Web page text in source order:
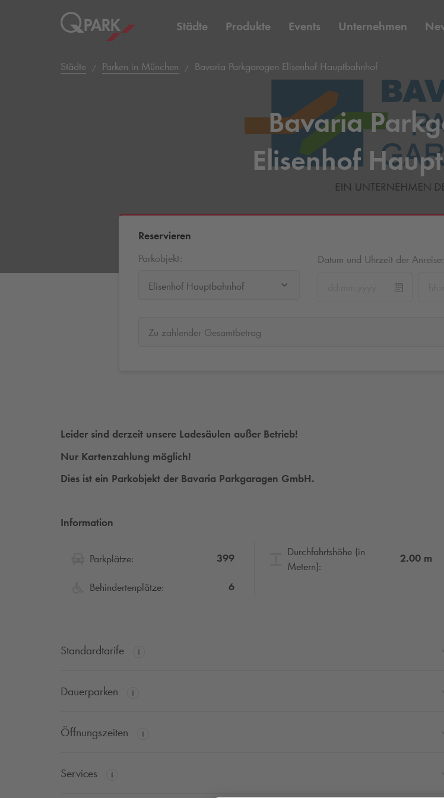
Städte Produkte Events Unternehmen
Städte Parken in München Bavaria Parkgaragen Elisenhof Hauptbahnhof
Bavaria
Elisenhof
Reservieren
Parkobjekt:
Elisenhof Hauptbahnhof
Datum und Uhrzeit der Anreise:
Zu zahlender Gesamtbetrag
Leider sind derzeit unsere Ladesäulen außer Betrieb!
Nur Kartenzahlung möglich!
Dies ist ein Parkobjekt der Bavaria Parkgaragen GmbH.
Information
Parkplätze: 399
Behindertenplätze: 6
Durchfahrtshöhe (in
Metern):
2.00 m
Standardtarife
Dauerparken
Öffnungszeiten
Services